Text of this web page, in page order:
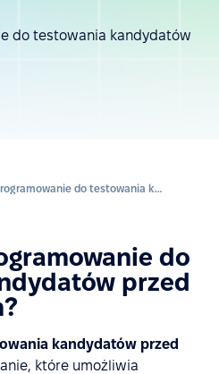
do testowania kandydatów
Oprogramowanie do testowania kandydatów przed zatrudnieniem
do
przed
kandydatów przed
które umożliwia